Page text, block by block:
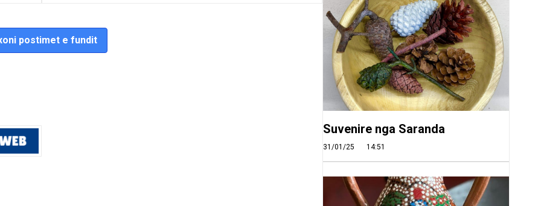
postimet e fundit
Suvenire nga Saranda
31/01/25 14:51